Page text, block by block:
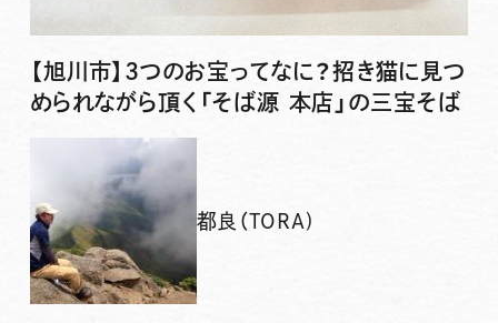
【旭川市】3つのお宝ってなに？招き猫に見つ
められながら頂く「そば源 本店」の三宝そば
都良（TORA)